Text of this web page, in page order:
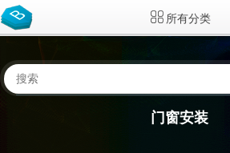
所有分类
门窗安装